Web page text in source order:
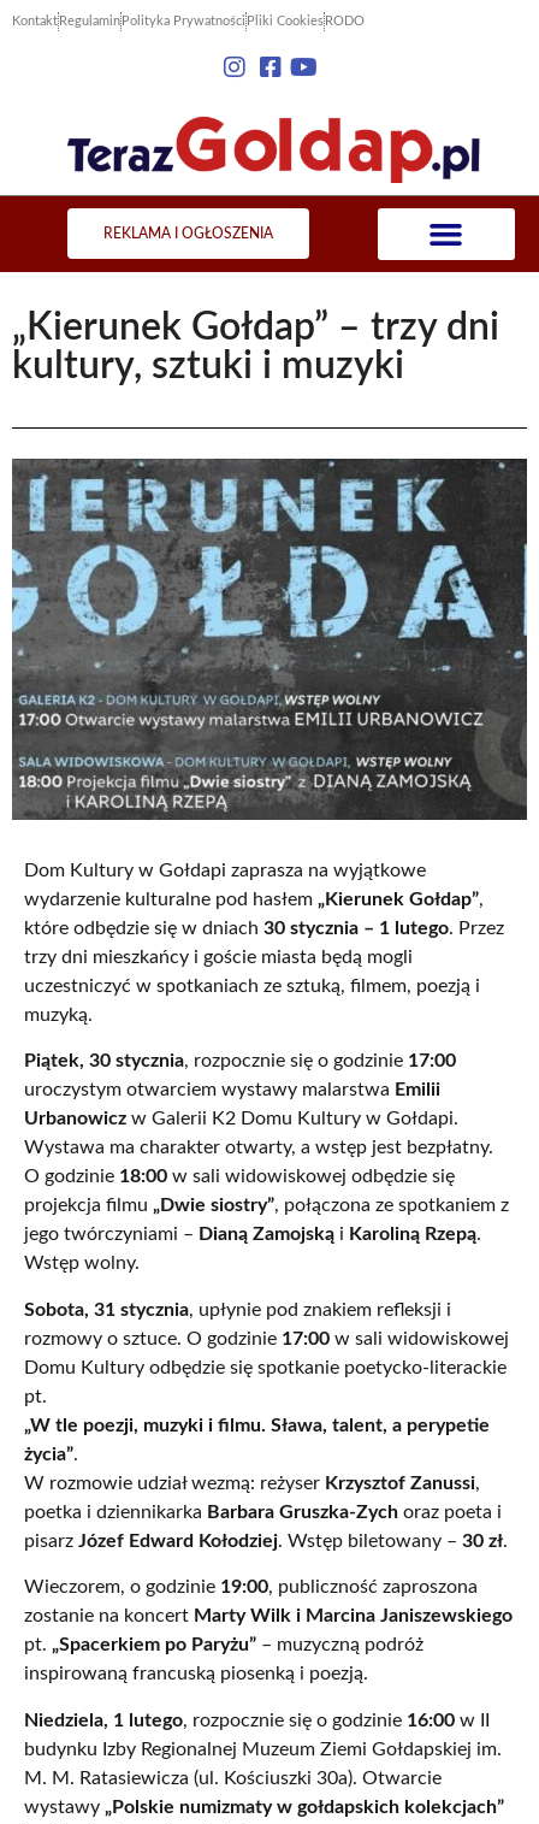
Kontakt Regulamin Polityka Prywatności Pliki Cookies RODO
REKLAMA I OGŁOSZENIA
„Kierunek Gołdap” – trzy dni
kultury, sztuki i muzyki
Dom Kultury w Gołdapi zaprasza na wyjątkowe
wydarzenie kulturalne pod hasłem „Kierunek Gołdap”,
które odbędzie się w dniach 30 stycznia – 1 lutego. Przez
trzy dni mieszkańcy i goście miasta będą mogli
uczestniczyć w spotkaniach ze sztuką, filmem, poezją i
muzyką.
Piątek, 30 stycznia, rozpocznie się o godzinie 17:00
uroczystym otwarciem wystawy malarstwa Emilii
Urbanowicz w Galerii K2 Domu Kultury w Gołdapi.
Wystawa ma charakter otwarty, a wstęp jest bezpłatny.
O godzinie 18:00 w sali widowiskowej odbędzie się
projekcja filmu „Dwie siostry”, połączona ze spotkaniem z
jego twórczyniami – Dianą Zamojską i Karoliną Rzepą.
Wstęp wolny.
Sobota, 31 stycznia, upłynie pod znakiem refleksji i
rozmowy o sztuce. O godzinie 17:00 w sali widowiskowej
Domu Kultury odbędzie się spotkanie poetycko-literackie
pt.
„W tle poezji, muzyki i filmu. Sława, talent, a perypetie
życia”.
W rozmowie udział wezmą: reżyser Krzysztof Zanussi,
poetka i dziennikarka Barbara Gruszka-Zych oraz poeta i
pisarz Józef Edward Kołodziej. Wstęp biletowany – 30 zł.
Wieczorem, o godzinie 19:00, publiczność zaproszona
zostanie na koncert Marty Wilk i Marcina Janiszewskiego
pt. „Spacerkiem po Paryżu” – muzyczną podróż
inspirowaną francuską piosenką i poezją.
Niedziela, 1 lutego, rozpocznie się o godzinie 16:00 w II
budynku Izby Regionalnej Muzeum Ziemi Gołdapskiej im.
M. M. Ratasiewicza (ul. Kościuszki 30a). Otwarcie
wystawy „Polskie numizmaty w gołdapskich kolekcjach”